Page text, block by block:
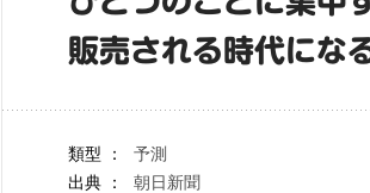
販売される時代にな
類型 ：
予測
出典 ：
朝日新聞